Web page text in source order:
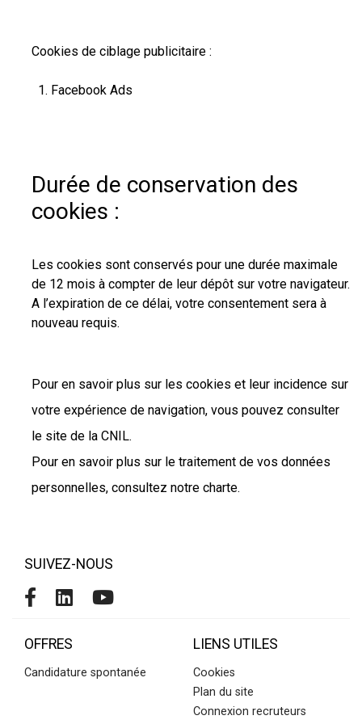
Cookies de ciblage publicitaire :
Facebook Ads
Durée de conservation des
cookies :
Les cookies sont conservés pour une durée maximale
de 12 mois à compter de leur dépôt sur votre navigateur.
A l’expiration de ce délai, votre consentement sera à
nouveau requis.
Pour en savoir plus sur les cookies et leur incidence sur
votre expérience de navigation, vous pouvez consulter
le site de la CNIL.
Pour en savoir plus sur le traitement de vos données
personnelles, consultez notre charte.
SUIVEZ-NOUS
OFFRES
Candidature spontanée
LIENS UTILES
Cookies
Plan du site
Connexion recruteurs